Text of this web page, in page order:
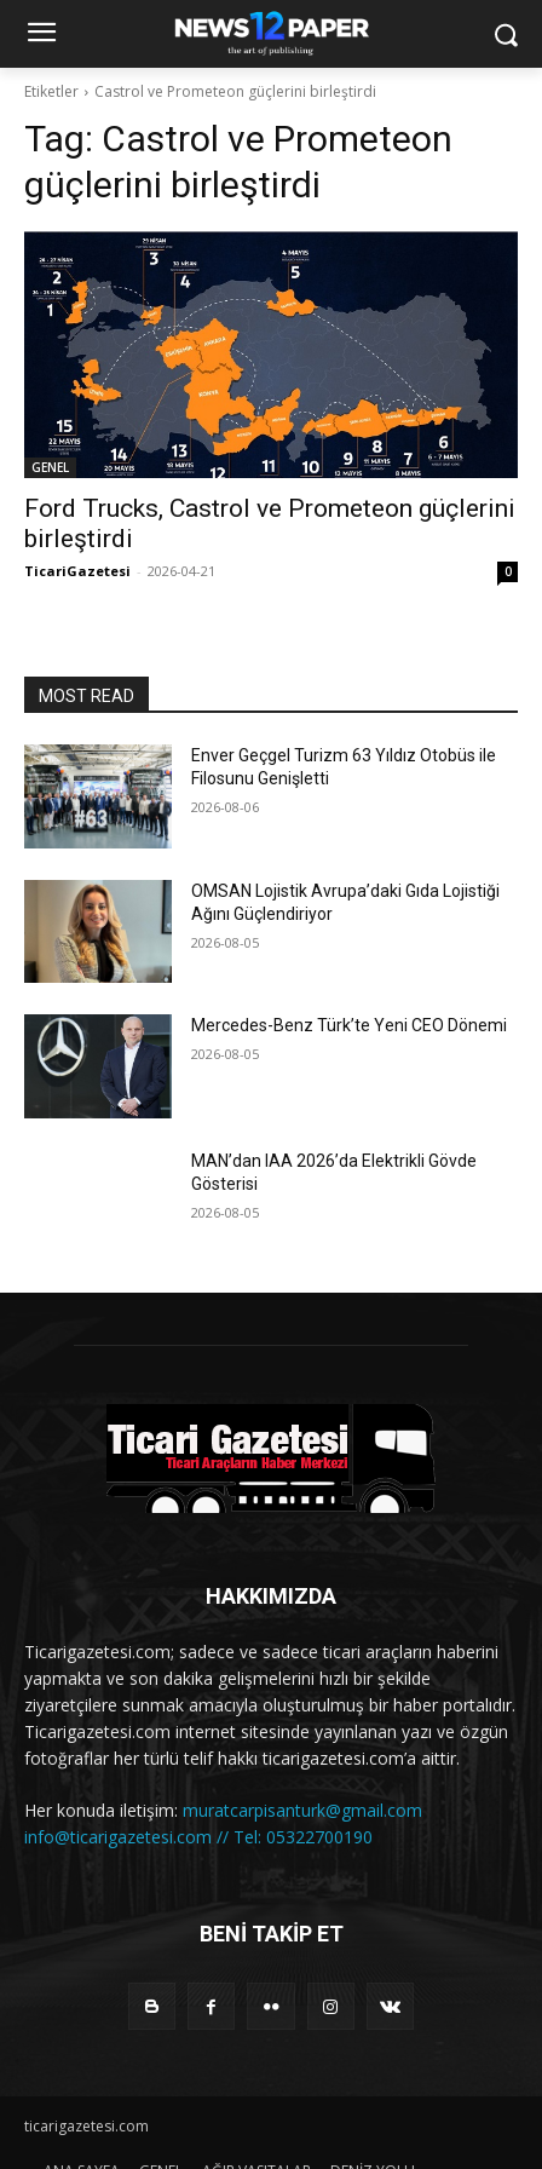
Etiketler Castrol ve Prometeon güçlerini birleştirdi
Tag: Castrol ve Prometeon
güçlerini birleştirdi
GENEL
Ford Trucks, Castrol ve Prometeon güçlerini
birleştirdi
TicariGazetesi - 2026-04-21 0
MOST READ
Enver Geçgel Turizm 63 Yıldız Otobüs ile
Filosunu Genişletti
2026-08-06
OMSAN Lojistik Avrupa’daki Gıda Lojistiği
Ağını Güçlendiriyor
2026-08-05
Mercedes-Benz Türk’te Yeni CEO Dönemi
2026-08-05
MAN’dan IAA 2026’da Elektrikli Gövde
Gösterisi
2026-08-05
HAKKIMIZDA
Ticarigazetesi.com; sadece ve sadece ticari araçların haberini
yapmakta ve son dakika gelişmelerini hızlı bir şekilde
ziyaretçilere sunmak amacıyla oluşturulmuş bir haber portalıdır.
Ticarigazetesi.com internet sitesinde yayınlanan yazı ve özgün
fotoğraflar her türlü telif hakkı ticarigazetesi.com’a aittir.
Her konuda iletişim: muratcarpisanturk@gmail.com
info@ticarigazetesi.com // Tel: 05322700190
BENİ TAKİP ET
ticarigazetesi.com